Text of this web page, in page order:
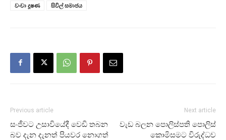
වංචා දූෂණ
සිවිල් සමාජය
Previous article
සංජීවට උසාවියේදී වෙඩි තබන
බව දැන දැනත් පියවර නොගත්
Next article
වැඩ බලන පොලිස්පති පොලිස්
කොමිසමට විරුද්ධව